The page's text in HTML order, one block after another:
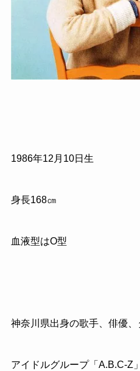
1986年12 月 10日生
身長168㎝
血液型はO型
神奈川県出身の歌手、俳優、
アイドルグループ「 A.B.C‐Z